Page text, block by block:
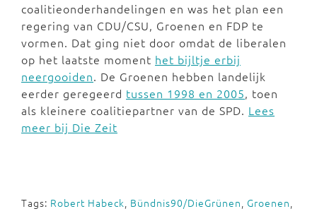
coalitieonderhandelingen en was het plan een
regering van CDU/CSU, Groenen en FDP te
vormen. Dat ging niet door omdat de liberalen
op het laatste moment het bijltje erbij
neergooiden. De Groenen hebben landelijk
eerder geregeerd tussen 1998 en 2005, toen
als kleinere coalitiepartner van de SPD. Lees
meer bij Die Zeit
Tags: Robert Habeck, Bündnis90/DieGrünen, Groenen,